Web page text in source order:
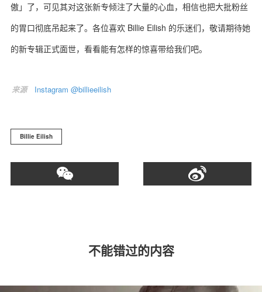
傲」了，可见其对这张新专倾注了大量的心血，相信也把大批粉丝
的胃口彻底吊起来了。各位喜欢 Billie Eilish 的乐迷们，敬请期待她
的新专辑正式面世，看看能有怎样的惊喜带给我们吧。
来源 Instagram @billieeilish
Billie Eilish
不能错过的内容